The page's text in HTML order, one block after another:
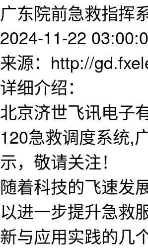
广东院前急救指挥
2024-11-22
来源：http://
详细介绍：
北京济世飞讯电子
120急救调度系统,
示，敬请关注！
随着科技的飞速发
以进一步提升急救
新与应用实践的几